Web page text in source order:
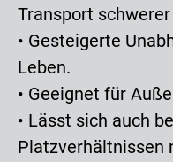
Transport
• Gesteigerte
Leben.
• Geeignet für
• Lässt sich auch
Platzverhältnissen